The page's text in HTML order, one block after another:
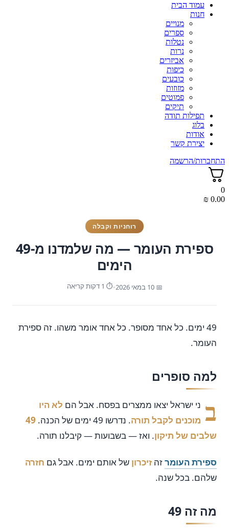
עמוד הבית
חנות
מנויים
ספרים
נטלות
נרות
אביזרים
כיפות
כובעים
מזוזות
פמוטים
תיקים
תפילות תודה
בלוג
אודות
יצירת קשר
התחברות/הרשמה
0
0.00
₪
רוחניות וקבלה
ספירת העומר — מה שלמדנו מ-49
הימים
📅 10 במאי 2026 •⏱ 1 דקות קריאה
49 ימים. כל אחד מסופר. כל אחד אומר משהו. זה ספירת
העומר.
למה סופרים
ב ני ישראל יצאו ממצרים בפסח. אבל הם לא היו
מוכנים לקבל תורה. נדרשו 49 ימים של הכנה.
49
שלבים של תיקון. ואז — בשבועות — קיבלנו תורה.
ספירת העומרזה זיכרון של אותם ימים. אבל גם חזרה
שלהם. בכל שנה.
מה זה 49